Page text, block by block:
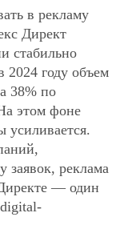
в рекламу
Директ
стабильно
году объем
38% по
этом фоне
усиливается.
заявок, реклама
— один